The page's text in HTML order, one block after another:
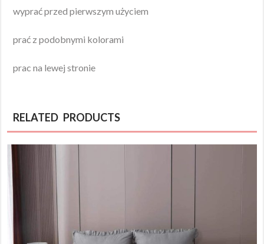
wyprać przed pierwszym użyciem
prać z podobnymi kolorami
prac na lewej stronie
RELATED PRODUCTS